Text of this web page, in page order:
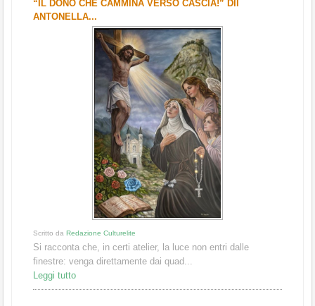
“IL DONO CHE CAMMINA VERSO CASCIA!” DII
ANTONELLA...
Scritto da Redazione Culturelite
Si racconta che, in certi atelier, la luce non entri dalle
finestre: venga direttamente dai quad...
Leggi tutto